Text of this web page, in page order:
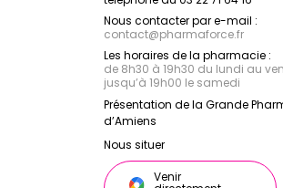
Nous contacter par e-mail :
contact@pharmaforce.fr
Les horaires de la pharmacie :
de 8h30 à 19h30 du lundi au
jusqu’à 19h00 le samedi
Présentation de la Grande
d’Amiens
Nous situer
Venir